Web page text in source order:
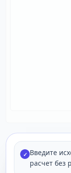
✓ Введите
расчет без